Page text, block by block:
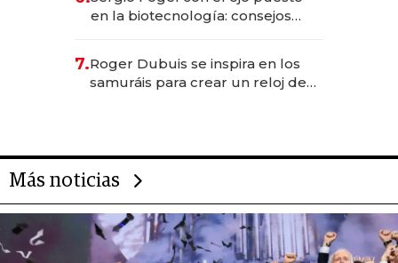
en la biotecnología: consejos
rol de la IA
7.Roger Dubuis se inspira en los
samuráis para crear un reloj de
Más noticias